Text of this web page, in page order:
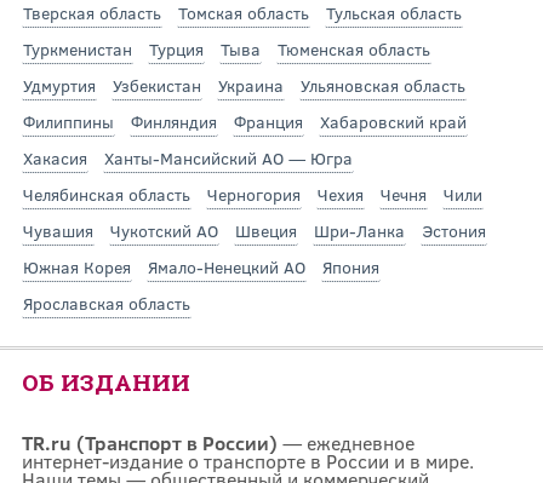
Тверская область
Томская область
Тульская область
Туркменистан
Турция Тыва
Тюменская область
Удмуртия
Узбекистан Украина
Ульяновская область
Филиппины
Финляндия Франция
Хабаровский край
Хакасия
Ханты-Мансийский АО — Югра
Челябинская область
Черногория Чехия Чечня
Чили
Чувашия
Чукотский АО Швеция Шри-Ланка
Эстония
Южная Корея
Ямало-Ненецкий АО
Япония
Ярославская область
ОБ ИЗДАНИИ
TR.ru (Транспорт в России) — ежедневное
интернет-издание о транспорте в России и в мире.